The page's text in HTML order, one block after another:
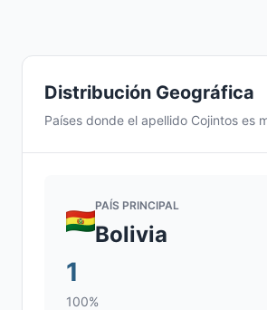
Distribución Geográfica
Países donde el apellido Cojintos es
PAÍS PRINCIPAL
Bolivia
1
100%